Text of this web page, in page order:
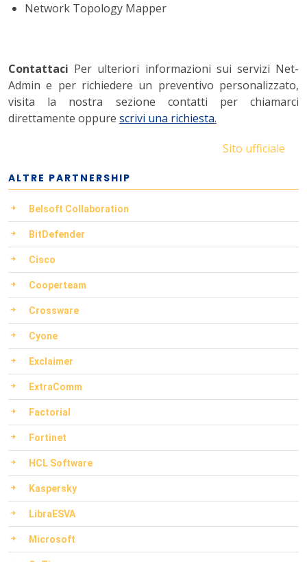
Network Topology Mapper
Contattaci Per ulteriori informazioni sui servizi Net-
Admin e per richiedere un preventivo personalizzato,
visita la nostra sezione contatti per chiamarci
direttamente oppure scrivi una richiesta.
Sito ufficiale
ALTRE PARTNERSHIP
Belsoft Collaboration
BitDefender
Cisco
Cooperteam
Crossware
Cyone
Exclaimer
ExtraComm
Factorial
Fortinet
HCL Software
Kaspersky
LibraESVA
Microsoft